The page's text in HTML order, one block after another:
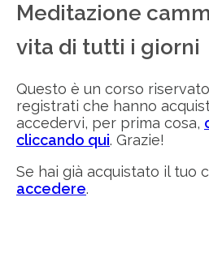
Meditazione
vita di tutti i giorni
Questo è un corso
registrati che hanno
accedervi, per prima cosa,
cliccando qui. Grazie!
Se hai già acquistato il tuo
accedere.